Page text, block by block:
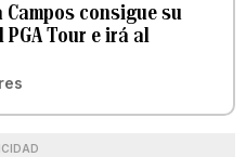
Campos consigue su
Tour e irá al